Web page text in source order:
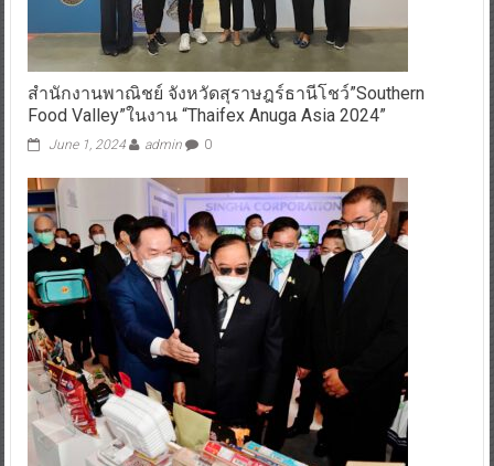
สำนักงานพาณิชย์ จังหวัดสุราษฎร์ธานีโชว์”Southern
Food Valley”ในงาน “Thaifex Anuga Asia 2024”
June 1, 2024 admin 0